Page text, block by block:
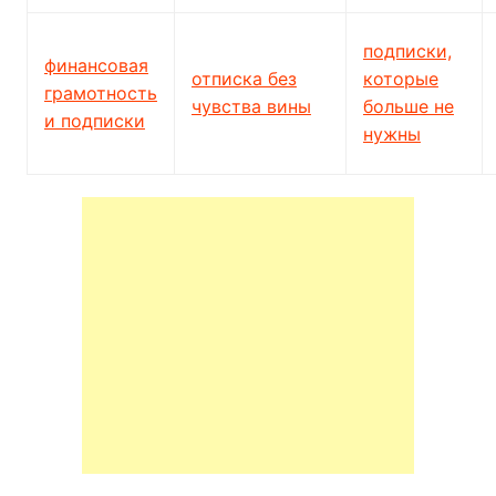
финансовая
грамотность
и подписки
отписка без
чувства вины
подписки,
которые
больше не
нужны